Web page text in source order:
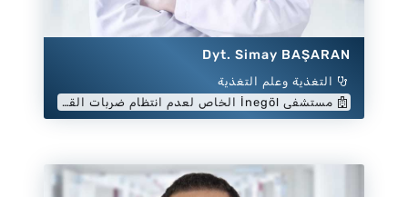
Dyt. Simay BAŞARAN
التغذية وعلم التغذية
مستشفى İnegöl الخاص لعدم انتظام ضربات القلب